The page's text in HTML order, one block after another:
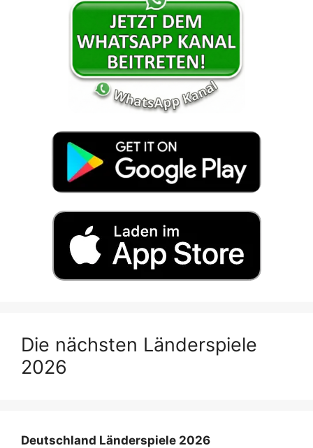
Die nächsten Länderspiele
2026
Deutschland Länderspiele 2026